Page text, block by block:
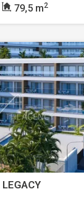
79,5 m2